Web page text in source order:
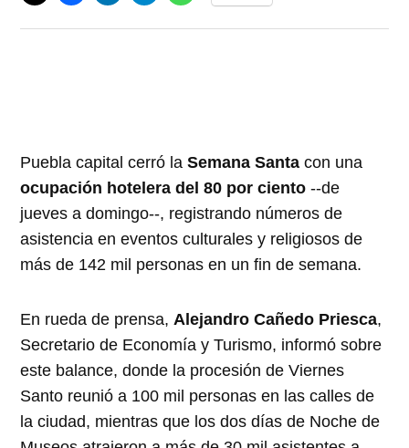
Puebla capital cerró laSemana Santa con una
ocupación hotelera del 80 por ciento --de
jueves a domingo--, registrando números de
asistencia en eventos culturales y religiosos de
más de 142 mil personas en un fin de semana.
En rueda de prensa,Alejandro Cañedo Priesca,
Secretario de Economía y Turismo, informó sobre
este balance, donde la procesión de Viernes
Santo reunió a 100 mil personas en las calles de
la ciudad, mientras que los dos días de Noche de